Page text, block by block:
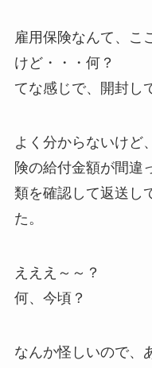
雇用保険なんて、こ
けど・・・何？
てな感じで、開封し
よく分からないけど
険の給付金額が間違
類を確認して返送し
た。
えええ～～？
何、今頃？
なんか怪しいので、